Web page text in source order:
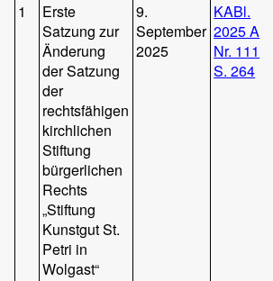
1
Erste
Satzung zur
Änderung
der Satzung
der
rechtsfähigen
kirchlichen
Stiftung
bürgerlichen
Rechts
„Stiftung
Kunstgut St.
Petri in
Wolgast“
9.
September
2025
KABl.
2025 A
Nr. 111
S. 264